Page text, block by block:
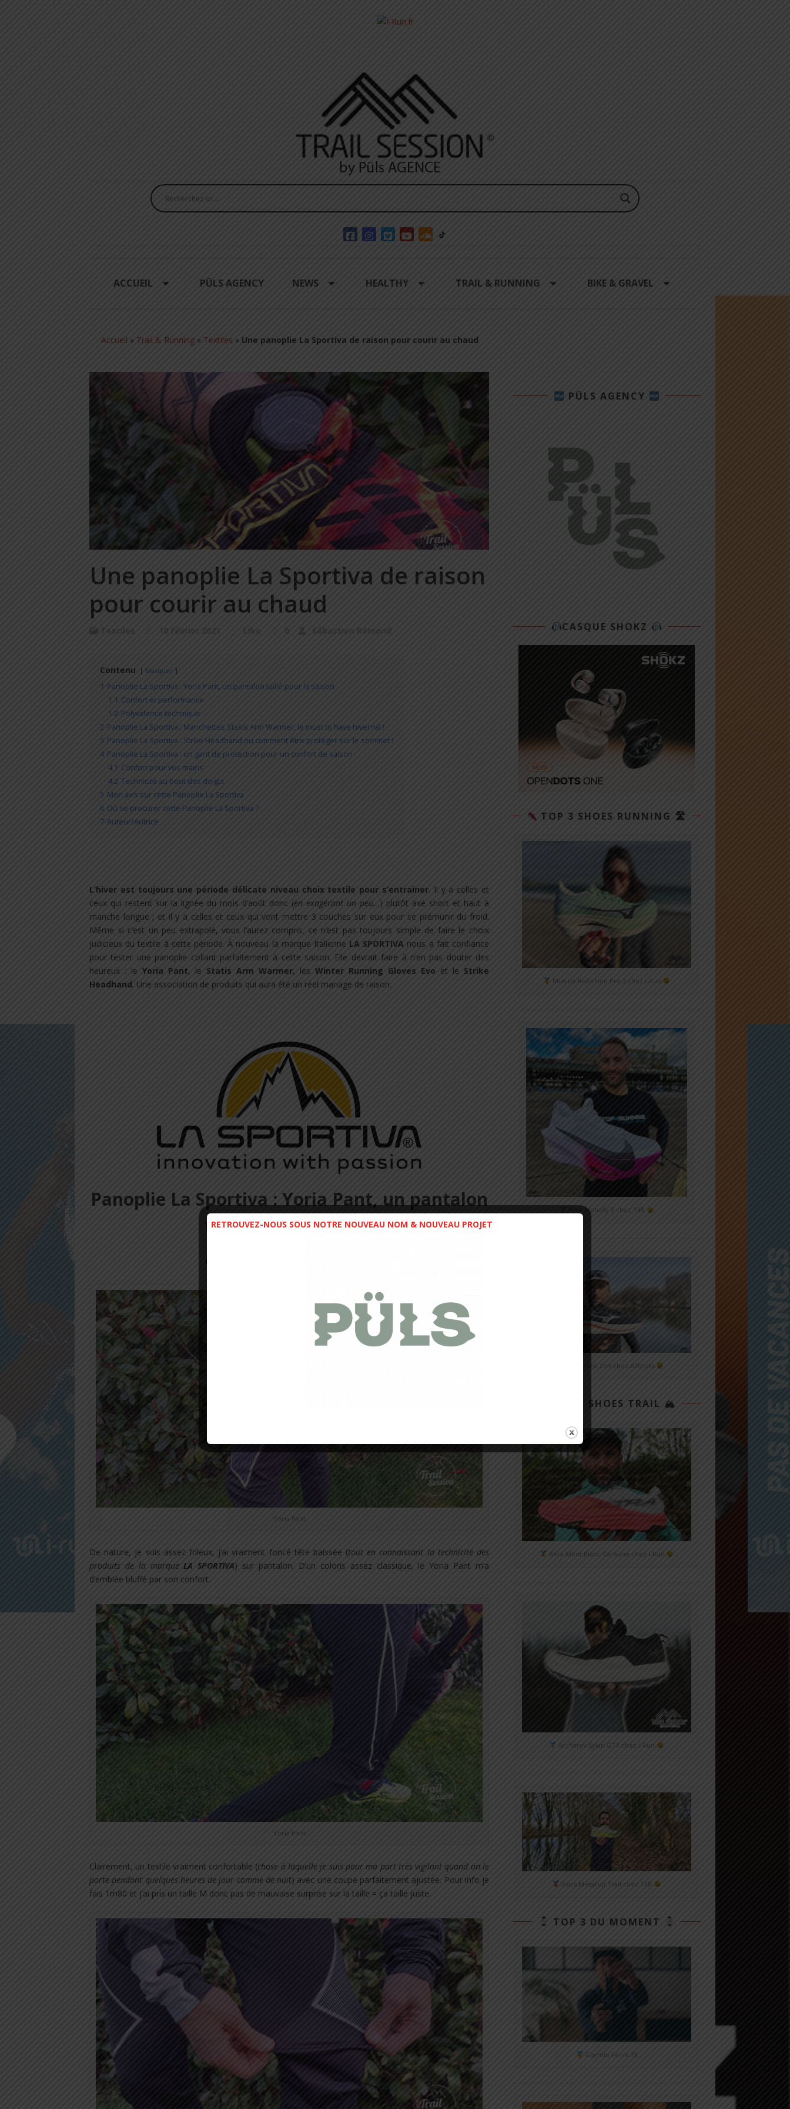
ACCUEIL PÜLS AGENCY NEWS HEALTHY TRAIL & RUNNING BIKE & GRAVEL
Accueil » Trail & Running » Textiles » Une panoplie La Sportiva de raison pour courir au chaud
Une panoplie La Sportiva de raison
pour courir au chaud
Textiles 10 février 2021 Like 0 Sébastien Rémond
Contenu Masquer
1 Panoplie La Sportiva : Yoria Pant, un pantalon taillé pour la saison
1.1 Confort et performance
1.2 Polyvalence technique
2 Panoplie La Sportiva : Manchettes Stasis Arm Warmer, le must to have hivernal !
3 Panoplie La Sportiva : Strike Headhand ou comment être protéger sur le sommet !
4 Panoplie La Sportiva : un gant de protection pour un confort de saison
4.1 Confort pour vos mains
4.2 Technicité au bout des doigts
5 Mon avis sur cette Panoplie La Sportiva
6 Où se procurer cette Panoplie La Sportiva ?
7 Auteur/Autrice
L’hiver est toujours une période délicate niveau choix textile pour s’entrainer. Il y a celles et
ceux qui restent sur la lignée du mois d’août donc (en exagérant un peu…) plutôt axé short et haut à
manche longue ; et il y a celles et ceux qui vont mettre 3 couches sur eux pour se prémunir du froid.
Même si c’est un peu extrapolé, vous l’aurez compris, ce n’est pas toujours simple de faire le choix
judicieux du textile à cette période. À nouveau la marque Italienne LA SPORTIVA nous a fait confiance
pour tester une panoplie collant parfaitement à cette saison. Elle devrait faire à n’en pas douter des
heureux : le Yoria Pant, le Statis Arm Warmer, les Winter Running Gloves Evo et le Strike
Headhand. Une association de produits qui aura été un réel mariage de raison.
Panoplie La Sportiva : Yoria Pant, un pantalon
taillé pour la saison
Yoria Pant
De nature, je suis assez frileux, j’ai vraiment foncé tête baissée (tout en connaissant la technicité des
produits de la marqueLA SPORTIVA) sur pantalon. D’un coloris assez classique, le Yoria Pant m’a
d’emblée bluffé par son confort.
Yoria Pant
Clairement, un textile vraiment confortable (chose à laquelle je suis pour ma part très vigilant quand on le
porte pendant quelques heures de jour comme de nuit) avec une coupe parfaitement ajustée. Pour info je
fais 1m80 et j’ai pris un taille M donc pas de mauvaise surprise sur la taille = ça taille juste.
PÜLS AGENCY
CASQUE SHOKZ
TOP 3 SHOES RUNNING 🛣
Mizuno Rebellion Pro 3 chez i-Run
Nike Alphafly 3 chez T4R
Mizuno Neo Zen chez Alltricks
TOP 3 SHOES TRAIL 🏔
Altra Mont Blanc Carbone chez i-Run
Arc'teryx Sylan GTX chez i-Run
Asics MetaFuji Trail chez T4R
TOP 3 DU MOMENT
Garmin Fénix 7X
RETROUVEZ-NOUS SOUS NOTRE NOUVEAU NOM & NOUVEAU PROJET